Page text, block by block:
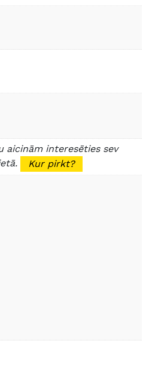
aicinām interesēties sev
Kur pirkt?